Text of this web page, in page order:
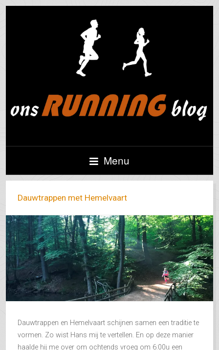
Menu
Dauwtrappen met Hemelvaart
Dauwtrappen en Hemelvaart schijnen samen een traditie te
vormen. Zo wist Hans mij te vertellen. En op deze manier
haalde hij me over om ochtends vroeg om 6:00u een